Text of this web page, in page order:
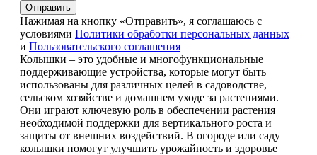
Отправить
Нажимая на кнопку «Отправить», я соглашаюсь с
условиями Политики обработки персональных данных
и Пользовательского соглашения
Колышки – это удобные и многофункциональные
поддерживающие устройства, которые могут быть
использованы для различных целей в садоводстве,
сельском хозяйстве и домашнем уходе за растениями.
Они играют ключевую роль в обеспечении растения
необходимой поддержки для вертикального роста и
защиты от внешних воздействий. В огороде или саду
колышки помогут улучшить урожайность и здоровье